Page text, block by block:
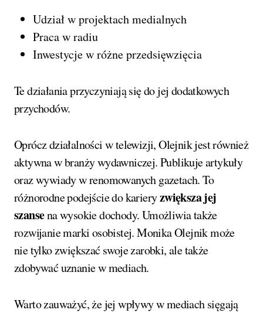
Udział w projektach medialnych
Praca w radiu
Inwestycje w różne przedsięwzięcia
Te działania przyczyniają się do jej dodatkowych
przychodów.
Oprócz działalności w telewizji, Olejnik jest również
aktywna w branży wydawniczej. Publikuje artykuły
oraz wywiady w renomowanych gazetach. To
różnorodne podejście do karieryzwiększa jej
szansena wysokie dochody. Umożliwia także
rozwijanie marki osobistej. Monika Olejnik może
nie tylko zwiększać swoje zarobki, ale także
zdobywać uznanie w mediach.
Warto zauważyć, że jej wpływy w mediach sięgają